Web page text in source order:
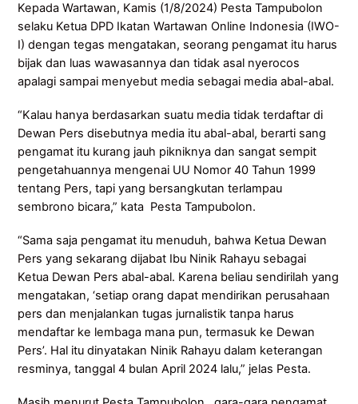
Kepada Wartawan, Kamis (1/8/2024) Pesta Tampubolon
selaku Ketua DPD Ikatan Wartawan Online Indonesia (IWO-
I) dengan tegas mengatakan, seorang pengamat itu harus
bijak dan luas wawasannya dan tidak asal nyerocos
apalagi sampai menyebut media sebagai media abal-abal.
“Kalau hanya berdasarkan suatu media tidak terdaftar di
Dewan Pers disebutnya media itu abal-abal, berarti sang
pengamat itu kurang jauh pikniknya dan sangat sempit
pengetahuannya mengenai UU Nomor 40 Tahun 1999
tentang Pers, tapi yang bersangkutan terlampau
sembrono bicara,” kata Pesta Tampubolon.
“Sama saja pengamat itu menuduh, bahwa Ketua Dewan
Pers yang sekarang dijabat Ibu Ninik Rahayu sebagai
Ketua Dewan Pers abal-abal. Karena beliau sendirilah yang
mengatakan, ‘setiap orang dapat mendirikan perusahaan
pers dan menjalankan tugas jurnalistik tanpa harus
mendaftar ke lembaga mana pun, termasuk ke Dewan
Pers’. Hal itu dinyatakan Ninik Rahayu dalam keterangan
resminya, tanggal 4 bulan April 2024 lalu,” jelas Pesta.